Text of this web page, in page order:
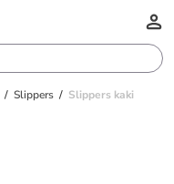
Slippers Slippers kaki